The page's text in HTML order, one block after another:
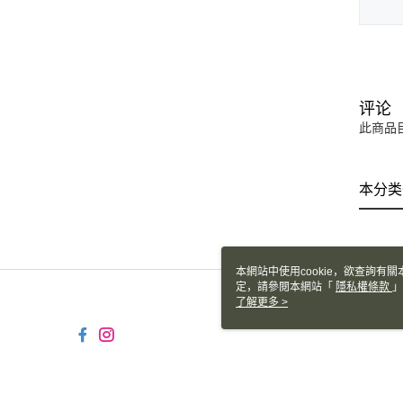
评论
此商品
本分
本網站中使用cookie，欲查詢有
定，請參閱本網站「 隱私權條款
cookie。
了解更多 >